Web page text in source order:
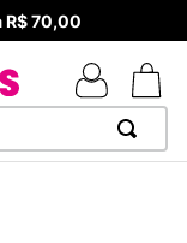
R$ 70,00